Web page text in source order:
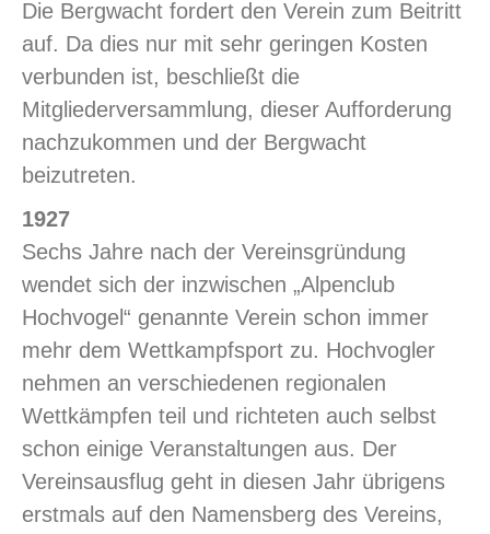
Die Bergwacht fordert den Verein zum Beitritt
auf. Da dies nur mit sehr geringen Kosten
verbunden ist, beschließt die
Mitgliederversammlung, dieser Aufforderung
nachzukommen und der Bergwacht
beizutreten.
1927
Sechs Jahre nach der Vereinsgründung
wendet sich der inzwischen „Alpenclub
Hochvogel“ genannte Verein schon immer
mehr dem Wettkampfsport zu. Hochvogler
nehmen an verschiedenen regionalen
Wettkämpfen teil und richteten auch selbst
schon einige Veranstaltungen aus. Der
Vereinsausflug geht in diesen Jahr übrigens
erstmals auf den Namensberg des Vereins,